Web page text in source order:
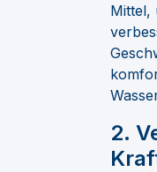
Mittel,
2.